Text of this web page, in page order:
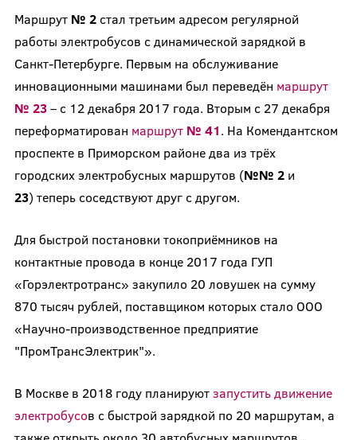
Маршрут № 2стал третьим адресом регулярной
работы электробусов с динамической зарядкой в
Санкт-Петербурге. Первым на обслуживание
инновационными машинами был переведён маршрут
№ 23– с 12 декабря 2017 года. Вторым с 27 декабря
переформатирован маршрут № 41. На Комендантском
проспекте в Приморском районе два из трёх
городских электробусных маршрутов (№№ 2и
23) теперь соседствуют друг с другом.
Для быстрой постановки токоприёмников на
контактные провода в конце 2017 года ГУП
«Горэлектротранс» закупило 20 ловушек на сумму
870 тысяч рублей, поставщиком которых стало ООО
«Научно-производственное предприятие
"ПромТрансЭлектрик"».
В Москве в 2018 году планируютзапустить движение
электробусов с быстрой зарядкой по 20 маршрутам, а